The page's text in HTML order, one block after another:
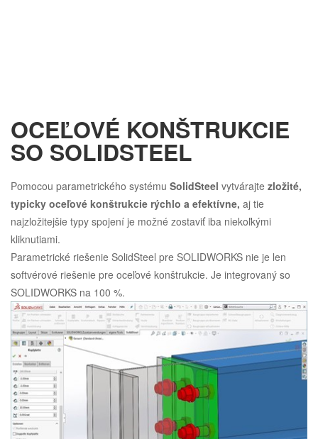
OCEĽOVÉ KONŠTRUKCIE
SO SOLIDSTEEL
Pomocou parametrického systému SolidSteel vytvárajte zložité,
typicky oceľové konštrukcie rýchlo a efektívne, aj tie
najzložitejšie typy spojení je možné zostaviť iba niekoľkými
kliknutiami.
Parametrické riešenie SolidSteel pre SOLIDWORKS nie je len
softvérové riešenie pre oceľové konštrukcie. Je integrovaný so
SOLIDWORKS na 100 %.